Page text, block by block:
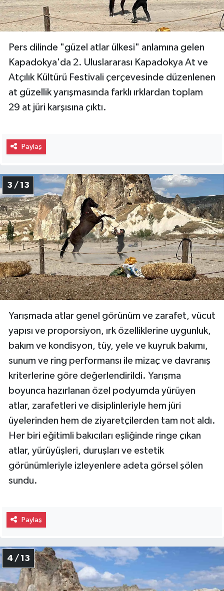
Pers dilinde "güzel atlar ülkesi" anlamına gelen
Kapadokya'da 2. Uluslararası Kapadokya At ve
Atçılık Kültürü Festivali çerçevesinde düzenlenen
at güzellik yarışmasında farklı ırklardan toplam
29 at jüri karşısına çıktı.
Paylaş
3 / 13
Yarışmada atlar genel görünüm ve zarafet, vücut
yapısı ve proporsiyon, ırk özelliklerine uygunluk,
bakım ve kondisyon, tüy, yele ve kuyruk bakımı,
sunum ve ring performansı ile mizaç ve davranış
kriterlerine göre değerlendirildi. Yarışma
boyunca hazırlanan özel podyumda yürüyen
atlar, zarafetleri ve disiplinleriyle hem jüri
üyelerinden hem de ziyaretçilerden tam not aldı.
Her biri eğitimli bakıcıları eşliğinde ringe çıkan
atlar, yürüyüşleri, duruşları ve estetik
görünümleriyle izleyenlere adeta görsel şölen
sundu.
Paylaş
4 / 13